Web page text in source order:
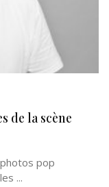
de la scène
pop
...